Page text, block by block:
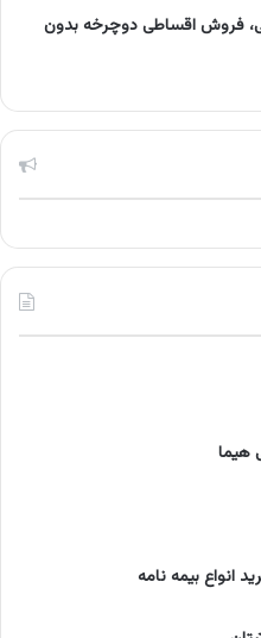
فروش اقساطی دوچرخه بدون
هیما
انواع بیمه نامه